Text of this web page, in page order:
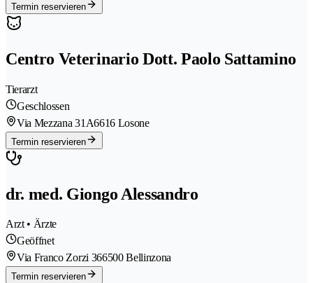
Termin reservieren
Centro Veterinario Dott. Paolo Sattamino
Tierarzt
Geschlossen
Via Mezzana 31A6616 Losone
Termin reservieren
dr. med. Giongo Alessandro
Arzt • Ärzte
Geöffnet
Via Franco Zorzi 366500 Bellinzona
Termin reservieren